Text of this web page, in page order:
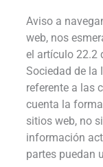
Aviso a
web, nos
el artículo 22.2
Sociedad de la
referente a las
cuenta la
sitios web, no
información
partes puedan